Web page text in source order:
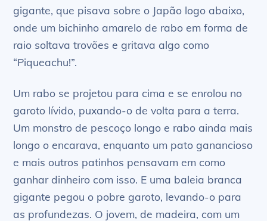
gigante, que pisava sobre o Japão logo abaixo,
onde um bichinho amarelo de rabo em forma de
raio soltava trovões e gritava algo como
“Piqueachu!”.
Um rabo se projetou para cima e se enrolou no
garoto lívido, puxando-o de volta para a terra.
Um monstro de pescoço longo e rabo ainda mais
longo o encarava, enquanto um pato ganancioso
e mais outros patinhos pensavam em como
ganhar dinheiro com isso. E uma baleia branca
gigante pegou o pobre garoto, levando-o para
as profundezas. O jovem, de madeira, com um